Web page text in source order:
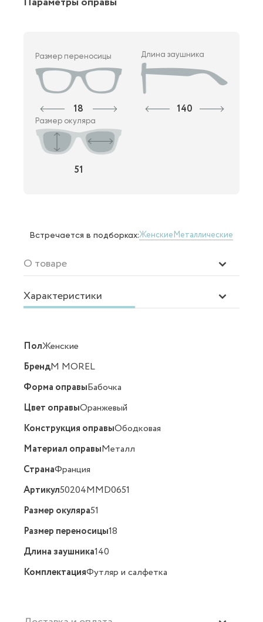
Размер переносицы
18
Длина заушника
140
Размер окуляра
51
Встречается в подборках:ЖенскиеМеталлические
О товаре
Характеристики
ПолЖенские
БрендM MOREL
Форма оправыБабочка
Цвет оправыОранжевый
Конструкция оправыОбодковая
Материал оправыМеталл
СтранаФранция
Артикул50204MMD0651
Размер окуляра51
Размер переносицы18
Длина заушника140
КомплектацияФутляр и салфетка